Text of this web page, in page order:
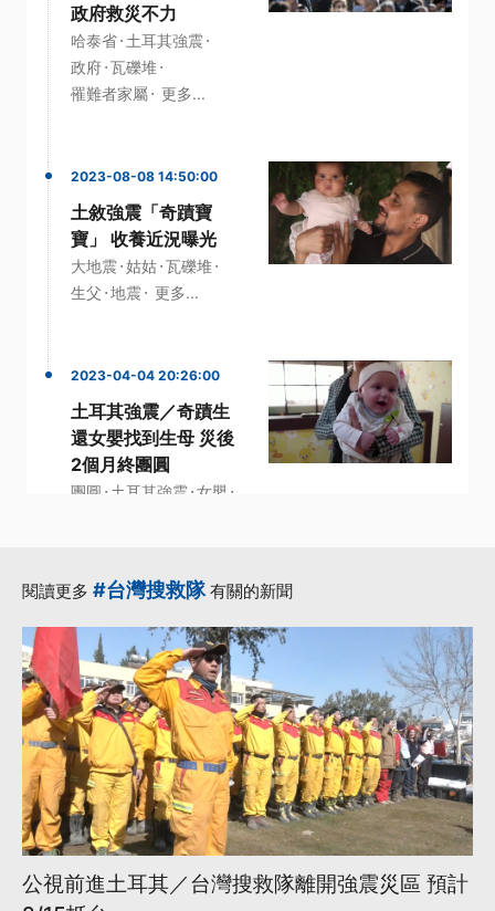
政府救災不力
哈泰省· 土耳其強震·
政府·瓦礫堆·
罹難者家屬· 更多...
2023-08-08 14:50:00
土敘強震「奇蹟寶
寶」 收養近況曝光
大地震·姑姑·瓦礫堆·
生父 ·地震· 更多...
2023-04-04 20:26:00
土耳其強震／奇蹟生
還女嬰找到生母 災後
2個月終團圓
團圓 · 土耳其強震·女嬰 ·
閱讀更多 #台灣搜救隊有關的新聞
公視前進土耳其／台灣搜救隊離開強震災區 預計